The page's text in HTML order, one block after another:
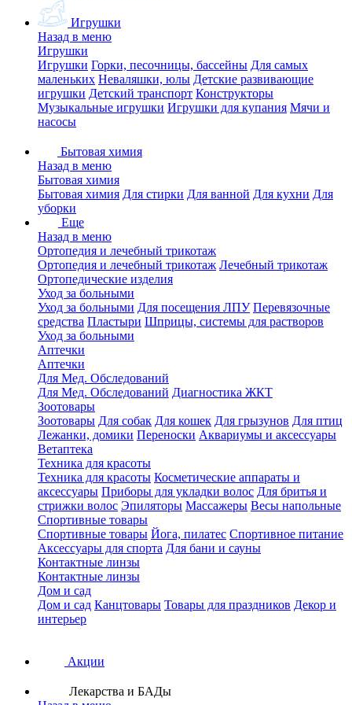
Игрушки
Назад в меню
Игрушки
Игрушки Горки, песочницы, бассейны Для самых
маленьких Неваляшки, юлы Детские развивающие
игрушки Детский транспорт Конструкторы
Музыкальные игрушки Игрушки для купания Мячи и
насосы
Бытовая химия
Назад в меню
Бытовая химия
Бытовая химия Для стирки Для ванной Для кухни Для
уборки
Еще
Назад в меню
Ортопедия и лечебный трикотаж
Ортопедия и лечебный трикотаж Лечебный трикотаж
Ортопедические изделия
Уход за больными
Уход за больными Для посещения ЛПУ Перевязочные
средства Пластыри Шприцы, системы для растворов
Уход за больными
Аптечки
Аптечки
Для Мед. Обследований
Для Мед. Обследований Диагностика ЖКТ
Зоотовары
Зоотовары Для собак Для кошек Для грызунов Для птиц
Лежанки, домики Переноски Аквариумы и аксессуары
Ветаптека
Техника для красоты
Техника для красоты Косметические аппараты и
аксессуары Приборы для укладки волос Для бритья и
стрижки волос Эпиляторы Массажеры Весы напольные
Спортивные товары
Спортивные товары Йога, пилатес Спортивное питание
Аксессуары для спорта Для бани и сауны
Контактные линзы
Контактные линзы
Дом и сад
Дом и сад Канцтовары Товары для праздников Декор и
интерьер
Акции
Лекарства и БАДы